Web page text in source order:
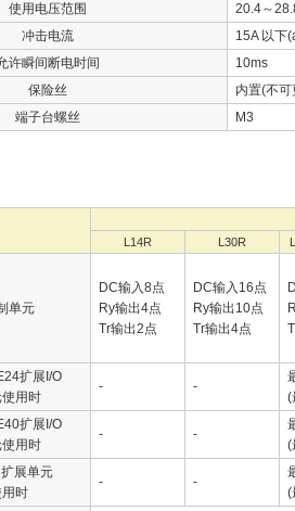
使用电压范围
20.4～
冲击电流
15A 以下
许瞬间断电时间
10ms
保险丝
内置(不可
端子台螺丝
M3
L14R
L30R
单元
DC输入8点
Ry输出4点
Tr输出2点
DC输入16点
Ry输出10点
Tr输出4点
扩展I/O
用时
- -
(
扩展I/O
用时
- -
(
展单元
时
- -
(